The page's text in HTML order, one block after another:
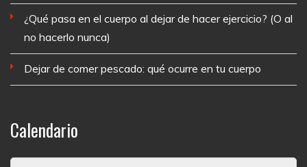
¿Qué pasa en el cuerpo al dejar de hacer ejercicio? (O al
no hacerlo nunca)
Dejar de comer pescado: qué ocurre en tu cuerpo
Calendario